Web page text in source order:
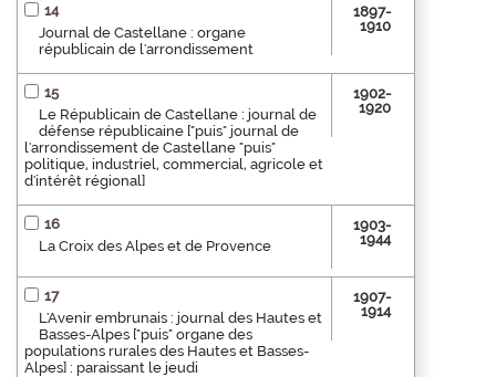
14
Journal de Castellane : organe
républicain de l'arrondissement
1897-
1910
15
Le Républicain de Castellane : journal de
défense républicaine ["puis" journal de
l'arrondissement de Castellane "puis"
politique, industriel, commercial, agricole et
d'intérêt régional]
1902-
1920
16
La Croix des Alpes et de Provence
1903-
1944
17
L'Avenir embrunais : journal des Hautes et
Basses-Alpes ["puis" organe des
populations rurales des Hautes et Basses-
Alpes] : paraissant le jeudi
1907-
1914